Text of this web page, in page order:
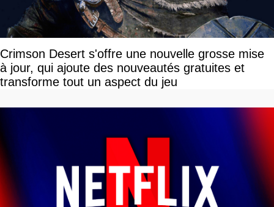
Crimson Desert s'offre une nouvelle grosse mise
à jour, qui ajoute des nouveautés gratuites et
transforme tout un aspect du jeu